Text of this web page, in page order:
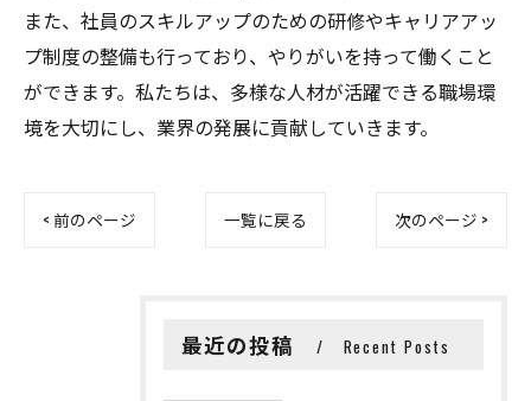
また、社員のスキルアップのための研修やキャリアアッ
プ制度の整備も行っており、やりがいを持って働くこと
ができます。私たちは、多様な人材が活躍できる職場環
境を大切にし、業界の発展に貢献していきます。
< 前のページ 一覧に戻る 次のページ >
最近の投稿 Recent Posts